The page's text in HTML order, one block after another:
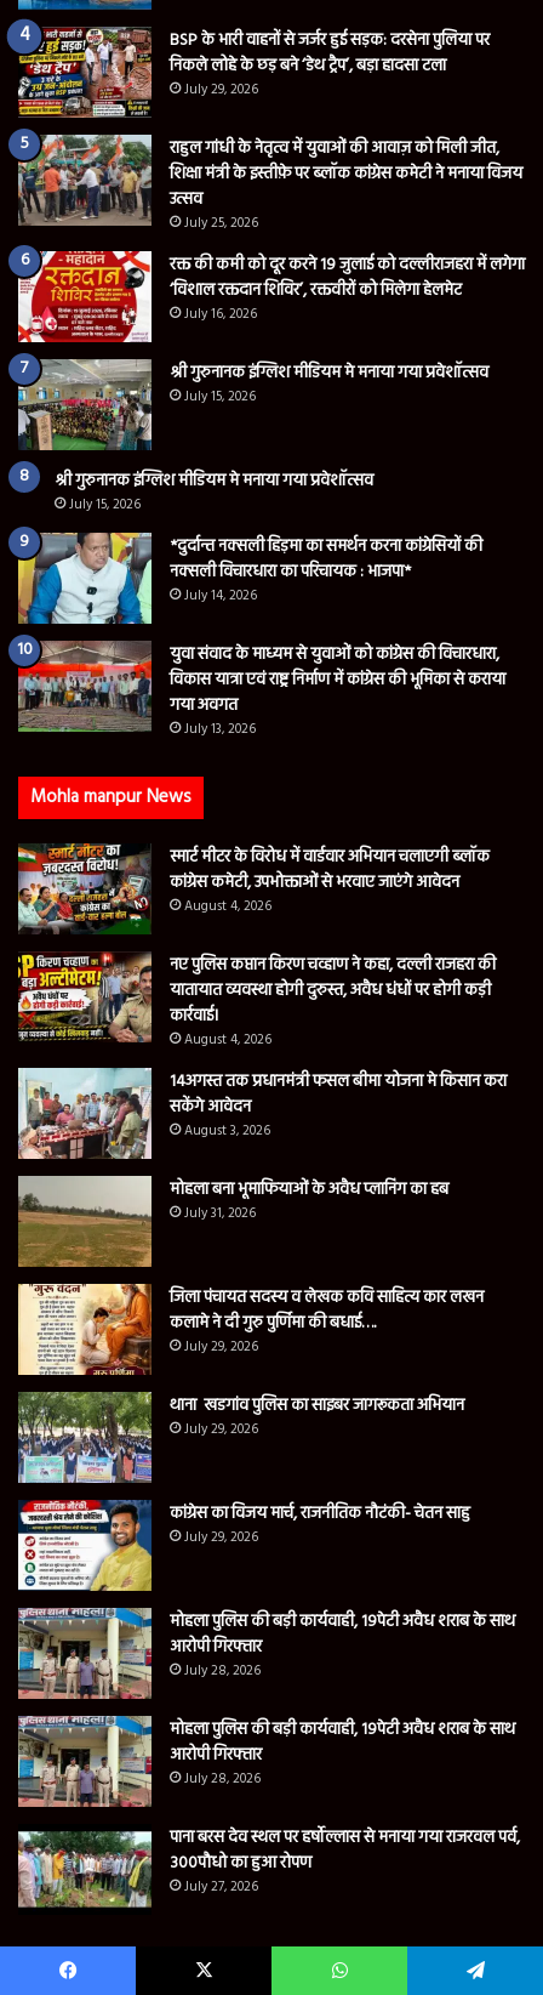
BSP के भारी वाहनों से जर्जर हुई सड़क: दरसेना पुलिया पर
निकले लोहे के छड़ बने ‘डेथ ट्रैप’, बड़ा हादसा टला
July 29, 2026
राहुल गांधी के नेतृत्व में युवाओं की आवाज़ को मिली जीत,
शिक्षा मंत्री के इस्तीफ़े पर ब्लॉक कांग्रेस कमेटी ने मनाया विजय
उत्सव
July 25, 2026
रक्त की कमी को दूर करने 19 जुलाई को दल्लीराजहरा में लगेगा
‘विशाल रक्तदान शिविर’, रक्तवीरों को मिलेगा हेलमेट
July 16, 2026
श्री गुरुनानक इंग्लिश मीडियम मे मनाया गया प्रवेशॉत्सव
July 15, 2026
श्री गुरुनानक इंग्लिश मीडियम मे मनाया गया प्रवेशॉत्सव
July 15, 2026
*दुर्दान्त नक्सली हिड़मा का समर्थन करना कांग्रेसियों की
नक्सली विचारधारा का परिचायक : भाजपा*
July 14, 2026
युवा संवाद के माध्यम से युवाओं को कांग्रेस की विचारधारा,
विकास यात्रा एवं राष्ट्र निर्माण में कांग्रेस की भूमिका से कराया
गया अवगत
July 13, 2026
Mohla manpur News
स्मार्ट मीटर के विरोध में वार्डवार अभियान चलाएगी ब्लॉक
कांग्रेस कमेटी, उपभोक्ताओं से भरवाए जाएंगे आवेदन
August 4, 2026
नए पुलिस कप्तान किरण चव्हाण ने कहा, दल्ली राजहरा की
यातायात व्यवस्था होगी दुरुस्त, अवैध धंधों पर होगी कड़ी
कार्रवाई।
August 4, 2026
14अगस्त तक प्रधानमंत्री फसल बीमा योजना मे किसान करा
सकेंगे आवेदन
August 3, 2026
मोहला बना भूमाफियाओं के अवैध प्लानिंग का हब
July 31, 2026
जिला पंचायत सदस्य व लेखक कवि साहित्य कार लखन
कलामे ने दी गुरु पुर्णिमा की बधाई….
July 29, 2026
थाना खडगांव पुलिस का साइबर जागरूकता अभियान
July 29, 2026
कांग्रेस का विजय मार्च, राजनीतिक नौटंकी- चेतन साहु
July 29, 2026
मोहला पुलिस की बड़ी कार्यवाही, 19पेटी अवैध शराब के साथ
आरोपी गिरफ्तार
July 28, 2026
मोहला पुलिस की बड़ी कार्यवाही, 19पेटी अवैध शराब के साथ
आरोपी गिरफ्तार
July 28, 2026
पाना बरस देव स्थल पर हर्षोल्लास से मनाया गया राजरवल पर्व,
300पौधो का हुआ रोपण
July 27, 2026
Contact us